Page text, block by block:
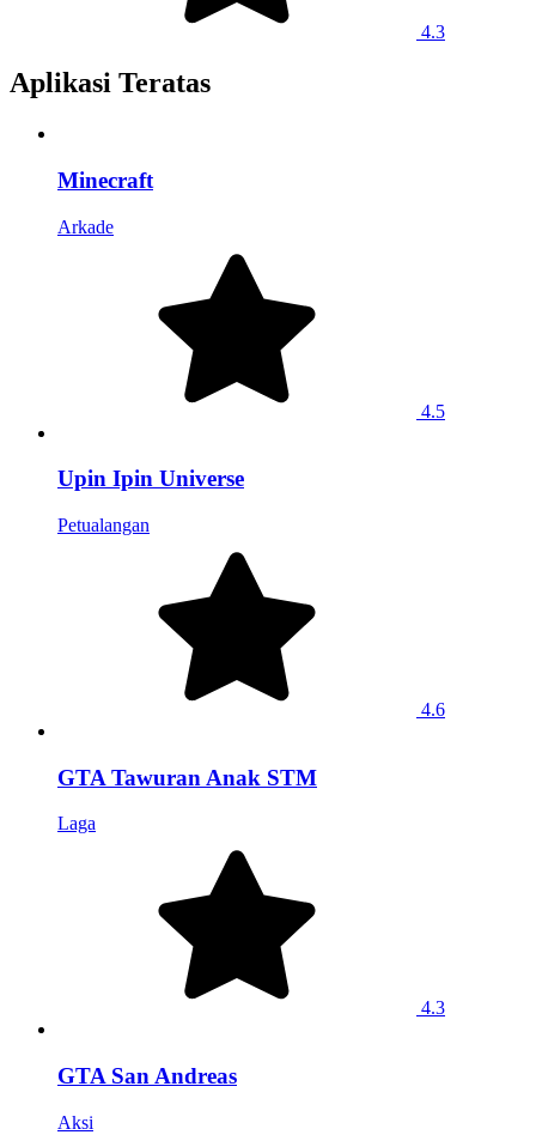
4.3
Aplikasi Teratas
Minecraft
Arkade
4.5
Upin Ipin Universe
Petualangan
4.6
GTA Tawuran Anak STM
Laga
4.3
GTA San Andreas
Aksi